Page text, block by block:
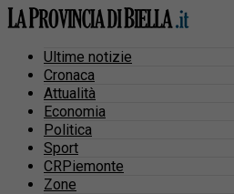
Ultime notizie
Cronaca
Attualità
Economia
Politica
Sport
CRPiemonte
Zone